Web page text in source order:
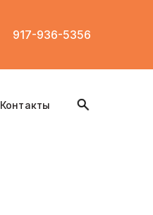
917-936-5356
Контакты